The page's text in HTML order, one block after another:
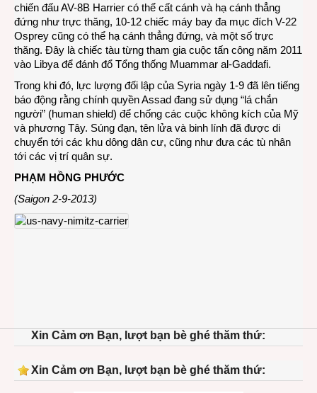
chiến đấu AV-8B Harrier có thể cất cánh và hạ cánh thẳng
đứng như trực thăng, 10-12 chiếc máy bay đa mục đích V-22
Osprey cũng có thể hạ cánh thẳng đứng, và một số trực
thăng. Đây là chiếc tàu từng tham gia cuộc tấn công năm 2011
vào Libya để đánh đổ Tổng thống Muammar al-Gaddafi.
Trong khi đó, lực lượng đối lập của Syria ngày 1-9 đã lên tiếng
báo động rằng chính quyền Assad đang sử dụng “lá chắn
người” (human shield) để chống các cuộc không kích của Mỹ
và phương Tây. Súng đạn, tên lửa và binh lính đã được di
chuyển tới các khu dông dân cư, cũng như đưa các tù nhân
tới các vị trí quân sự.
PHẠM HỒNG PHƯỚC
(Saigon 2-9-2013)
Xin Cảm ơn Bạn, lượt bạn bè ghé thăm thứ:
Xin Cảm ơn Bạn, lượt bạn bè ghé thăm thứ: